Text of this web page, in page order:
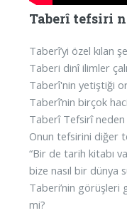
Taberî tefsiri
Taberî’yi özel kılan
Taberi dinî ilimler
Taberî'nin yetiştiği
Taberî’nin birçok
Taberî Tefsirî neden
Onun tefsirini diğer
“Bir de tarih kitabı
bize nasıl bir dünya
Taberi’nin görüşleri
mi?